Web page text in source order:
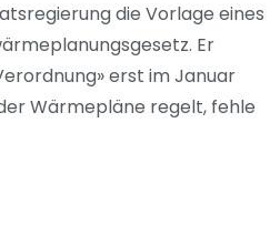
die Vorlage eines
Er
erst im Januar
Wärmepläne regelt, fehle